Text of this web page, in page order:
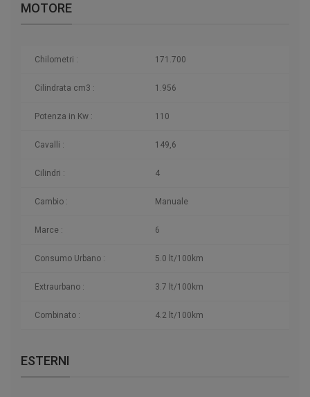
MOTORE
Chilometri : 171.700
Cilindrata cm3 : 1.956
Potenza in Kw : 110
Cavalli : 149,6
Cilindri : 4
Cambio : Manuale
Marce : 6
Consumo Urbano : 5.0 lt/100km
Extraurbano : 3.7 lt/100km
Combinato : 4.2 lt/100km
ESTERNI